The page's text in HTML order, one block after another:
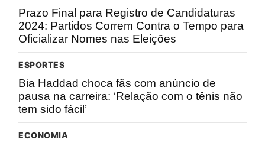
Prazo Final para Registro de Candidaturas
2024: Partidos Correm Contra o Tempo para
Oficializar Nomes nas Eleições
ESPORTES
Bia Haddad choca fãs com anúncio de
pausa na carreira: ‘Relação com o tênis não
tem sido fácil’
ECONOMIA